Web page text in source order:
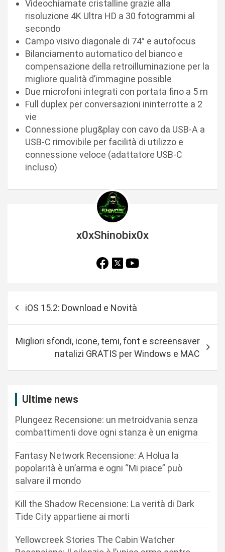
Videochiamate cristalline grazie alla
risoluzione 4K Ultra HD a 30 fotogrammi al
secondo
Campo visivo diagonale di 74° e autofocus
Bilanciamento automatico del bianco e
compensazione della retroilluminazione per la
migliore qualità d’immagine possible
Due microfoni integrati con portata fino a 5 m
Full duplex per conversazioni ininterrotte a 2
vie
Connessione plug&play con cavo da USB-A a
USB-C rimovibile per facilità di utilizzo e
connessione veloce (adattatore USB-C
incluso)
x0xShinobix0x
iOS 15.2: Download e Novità
Migliori sfondi, icone, temi, font e screensaver
natalizi GRATIS per Windows e MAC
Ultime news
Plungeez Recensione: un metroidvania senza
combattimenti dove ogni stanza è un enigma
Fantasy Network Recensione: A Holua la
popolarità è un’arma e ogni “Mi piace” può
salvare il mondo
Kill the Shadow Recensione: La verità di Dark
Tide City appartiene ai morti
Yellowcreek Stories The Cabin Watcher